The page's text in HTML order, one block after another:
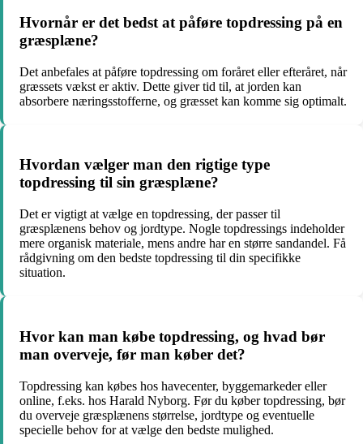
Hvornår er det bedst at påføre topdressing på en
græsplæne?
Det anbefales at påføre topdressing om foråret eller efteråret, når
græssets vækst er aktiv. Dette giver tid til, at jorden kan
absorbere næringsstofferne, og græsset kan komme sig optimalt.
Hvordan vælger man den rigtige type
topdressing til sin græsplæne?
Det er vigtigt at vælge en topdressing, der passer til
græsplænens behov og jordtype. Nogle topdressings indeholder
mere organisk materiale, mens andre har en større sandandel. Få
rådgivning om den bedste topdressing til din specifikke
situation.
Hvor kan man købe topdressing, og hvad bør
man overveje, før man køber det?
Topdressing kan købes hos havecenter, byggemarkeder eller
online, f.eks. hos Harald Nyborg. Før du køber topdressing, bør
du overveje græsplænens størrelse, jordtype og eventuelle
specielle behov for at vælge den bedste mulighed.